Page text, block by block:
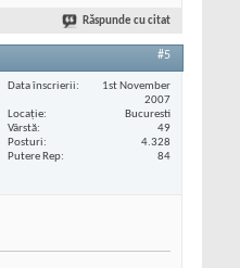
Răspunde cu citat
#5
Data înscrierii
1st November
2007
Locaţie
Bucuresti
Vârstă
49
Posturi
4.328
Putere Rep
84